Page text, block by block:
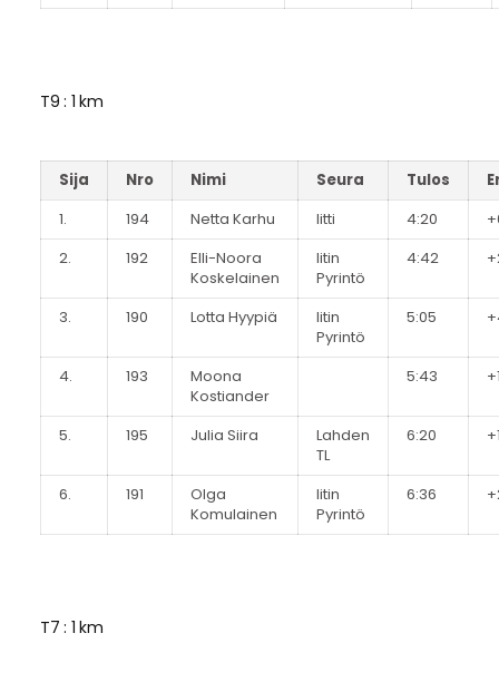
T9 : 1 km
Sija Nro Nimi Seura Tulos
1.
194 Netta Karhu Iitti 4:20
2.
192
Elli-Noora
Koskelainen
Iitin
Pyrintö
4:42
3. 190 Lotta Hyypiä
Iitin
Pyrintö
5:05
4. 193
Moona
Kostiander
5:43
5. 195 Julia Siira
Lahden
TL
6:20
6. 191
Olga
Komulainen
Iitin
Pyrintö
6:36
T7 : 1 km